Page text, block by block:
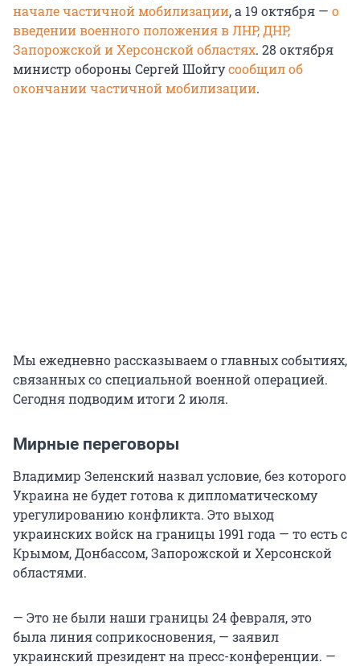
начале частичной мобилизации, а 19 октября — о
введении военного положения в ЛНР, ДНР,
Запорожской и Херсонской областях. 28 октября
министр обороны Сергей Шойгусообщил об
окончании частичной мобилизации.
Мы ежедневно рассказываем о главных событиях,
связанных со специальной военной операцией.
Сегодня подводим итоги 2 июля.
Мирные переговоры
Владимир Зеленский назвал условие, без которого
Украина не будет готова к дипломатическому
урегулированию конфликта. Это выход
украинских войск на границы 1991 года — то есть с
Крымом, Донбассом, Запорожской и Херсонской
областями.
— Это не были наши границы 24 февраля, это
была линия соприкосновения, — заявил
украинский президент на пресс-конференции. —